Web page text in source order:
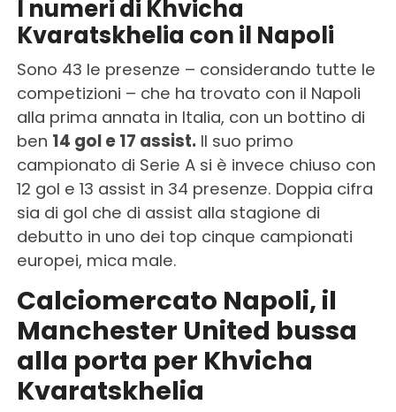
I numeri di Khvicha
Kvaratskhelia con il Napoli
Sono 43 le presenze – considerando tutte le
competizioni – che ha trovato con il Napoli
alla prima annata in Italia, con un bottino di
ben 14 gol e 17 assist. Il suo primo
campionato di Serie A si è invece chiuso con
12 gol e 13 assist in 34 presenze. Doppia cifra
sia di gol che di assist alla stagione di
debutto in uno dei top cinque campionati
europei, mica male.
Calciomercato Napoli, il
Manchester United bussa
alla porta per Khvicha
Kvaratskhelia